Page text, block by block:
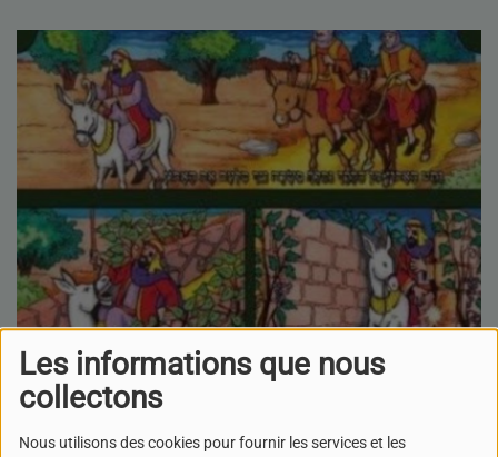
Les informations que nous
collectons
Nous utilisons des cookies pour fournir les services et les